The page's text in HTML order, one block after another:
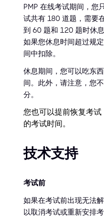
PMP 在线考试期间，您
试共有 180 道题，需要
到 60 题和 120 题时休
如果您休息时间超过规
间中扣除。
休息期间，您可以吃东
间。此外，请注意，您
分。
您也可以提前恢复考
的考试时间。
技术支持
考试前
如果在考试前出现无法
以取消考试或重新安排